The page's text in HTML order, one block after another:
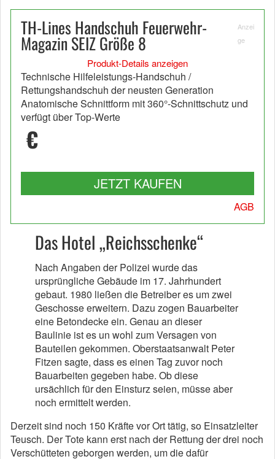
TH-Lines Handschuh Feuerwehr-
Magazin SEIZ Größe 8
Anzei
ge
Produkt-Details anzeigen
Technische Hilfeleistungs-Handschuh /
Rettungshandschuh der neusten Generation
Anatomische Schnittform mit 360°-Schnittschutz und
verfügt über Top-Werte
€
JETZT KAUFEN
AGB
Das Hotel „Reichsschenke“
Nach Angaben der Polizei wurde das
ursprüngliche Gebäude im 17. Jahrhundert
gebaut. 1980 ließen die Betreiber es um zwei
Geschosse erweitern. Dazu zogen Bauarbeiter
eine Betondecke ein. Genau an dieser
Baulinie ist es un wohl zum Versagen von
Bauteilen gekommen. Oberstaatsanwalt Peter
Fitzen sagte, dass es einen Tag zuvor noch
Bauarbeiten gegeben habe. Ob diese
ursächlich für den Einsturz seien, müsse aber
noch ermittelt werden.
Derzeit sind noch 150 Kräfte vor Ort tätig, so Einsatzleiter
Teusch. Der Tote kann erst nach der Rettung der drei noch
Verschütteten geborgen werden, um die dafür